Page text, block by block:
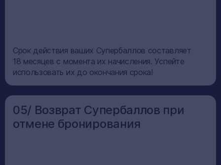
Срок действия ваших Супербаллов составляет
18 месяцев с момента их начисления. Успейте
использовать их до окончания срока!
05/ Возврат Супербаллов при
отмене бронирования